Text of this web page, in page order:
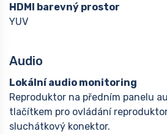
HDMI barevný prostor
YUV
Audio
Lokální audio monitoring
Reproduktor na předním panelu
tlačítkem pro ovládání
sluchátkový konektor.